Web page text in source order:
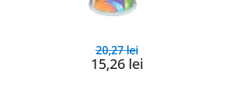
20,27 lei
15,26 lei